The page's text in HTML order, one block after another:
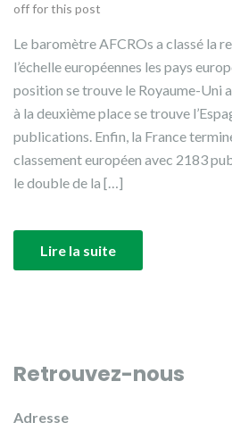
off for this post
Le baromètre AFCROs a classé la
l’échelle européennes les pays
position se trouve le Royaume-Uni
à la deuxième place se trouve
publications. Enfin, la France
classement européen avec 2183
le double de la […]
Lire la suite
Retrouvez-nous
Adresse